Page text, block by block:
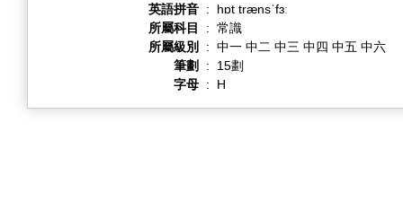
英語拼音 :
hɒt trænsˈfɜː
所屬科目
: 常識
所屬級別
: 中一 中二 中三 中四 中五 中六
筆劃
:
15劃
字母 : H